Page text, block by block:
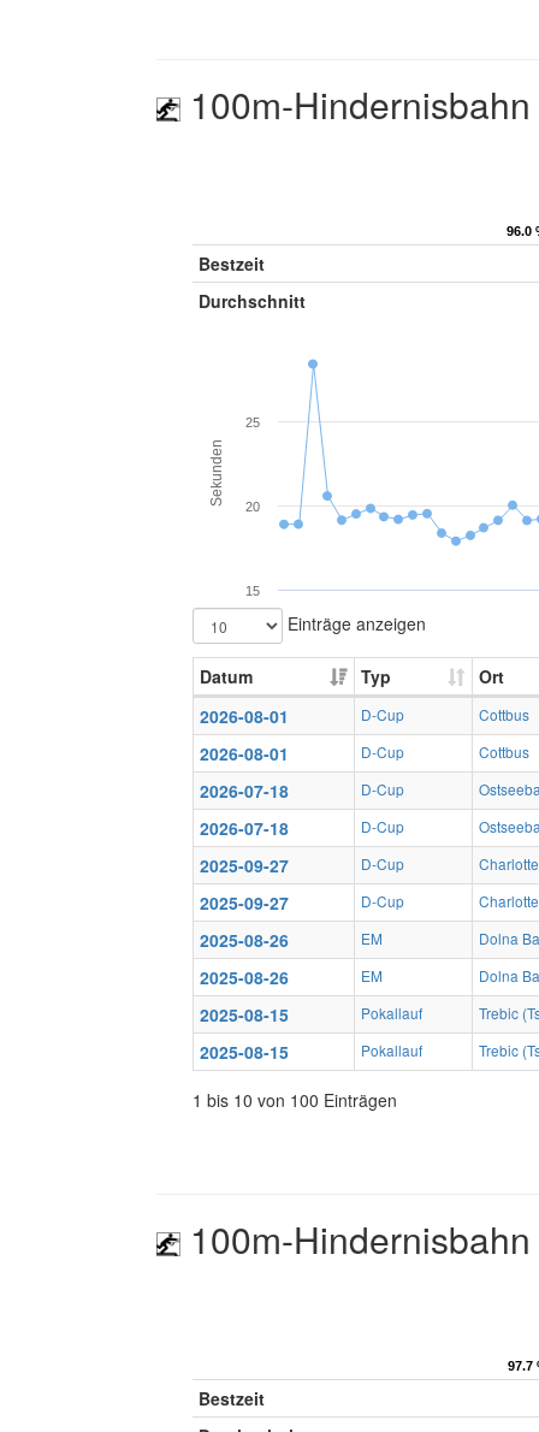
100m-
96.0
96.0
Bestzeit
Durchschnitt
Sekunden
15
20
25
Einträge anzeigen
Datum Typ
Ort
2026-08-01
D-Cup Cottbus
2026-08-01 D-Cup Cottbus
2026-07-18 D-Cup
2026-07-18 D-Cup
2025-09-27 D-Cup
2025-09-27 D-Cup
2025-08-26 EM Dolna
2025-08-26 EM Dolna
2025-08-15 Pokallauf Trebic
2025-08-15 Pokallauf Trebic
1 bis 10 von 100 Einträgen
100m-
97.7
97.7
Bestzeit